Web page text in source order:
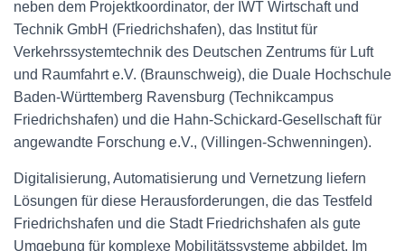
neben dem Projektkoordinator, der IWT Wirtschaft und
Technik GmbH (Friedrichshafen), das Institut für
Verkehrssystemtechnik des Deutschen Zentrums für Luft
und Raumfahrt e.V. (Braunschweig), die Duale Hochschule
Baden-Württemberg Ravensburg (Technikcampus
Friedrichshafen) und die Hahn-Schickard-Gesellschaft für
angewandte Forschung e.V., (Villingen-Schwenningen).
Digitalisierung, Automatisierung und Vernetzung liefern
Lösungen für diese Herausforderungen, die das Testfeld
Friedrichshafen und die Stadt Friedrichshafen als gute
Umgebung für komplexe Mobilitätssysteme abbildet. Im